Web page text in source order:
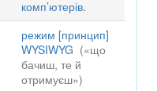
комп’ютерів.
режим [принцип]
WYSIWYG («що
бачиш, те й
отримуєш»)